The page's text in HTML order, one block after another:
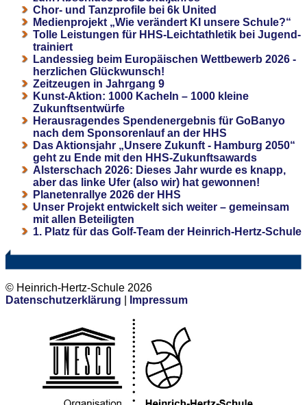
Chor- und Tanzprofile bei 6k United
Medienprojekt „Wie verändert KI unsere Schule?“
Tolle Leistungen für HHS-Leichtathletik bei Jugend-
trainiert
Landessieg beim Europäischen Wettbewerb 2026 -
herzlichen Glückwunsch!
Zeitzeugen in Jahrgang 9
Kunst-Aktion: 1000 Kacheln – 1000 kleine
Zukunftsentwürfe
Herausragendes Spendenergebnis für GoBanyo
nach dem Sponsorenlauf an der HHS
Das Aktionsjahr „Unsere Zukunft - Hamburg 2050“
geht zu Ende mit den HHS-Zukunftsawards
Alsterschach 2026: Dieses Jahr wurde es knapp,
aber das linke Ufer (also wir) hat gewonnen!
Planetenrallye 2026 der HHS
Unser Projekt entwickelt sich weiter – gemeinsam
mit allen Beteiligten
1. Platz für das Golf-Team der Heinrich-Hertz-Schule
© Heinrich-Hertz-Schule 2026
Datenschutzerklärung
Impressum